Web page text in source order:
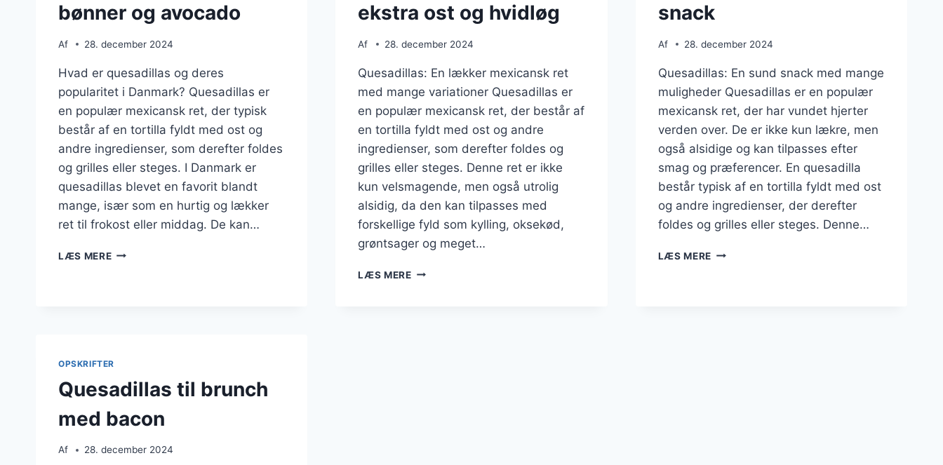
bønner og avocado
Af 28. december 2024
Hvad er quesadillas og deres
popularitet i Danmark? Quesadillas er
en populær mexicansk ret, der typisk
består af en tortilla fyldt med ost og
andre ingredienser, som derefter foldes
og grilles eller steges. I Danmark er
quesadillas blevet en favorit blandt
mange, især som en hurtig og lækker
ret til frokost eller middag. De kan…
LÆS MEREQUESADILLAS
ekstra ost og hvidløg
Af 28. december 2024
Quesadillas: En lækker mexicansk ret
med mange variationer Quesadillas er
en populær mexicansk ret, der består af
en tortilla fyldt med ost og andre
ingredienser, som derefter foldes og
grilles eller steges. Denne ret er ikke
kun velsmagende, men også utrolig
alsidig, da den kan tilpasses med
forskellige fyld som kylling, oksekød,
grøntsager og meget…
LÆS MEREQUESADILLAS
snack
Af 28. december 2024
Quesadillas: En sund snack med mange
muligheder Quesadillas er en populær
mexicansk ret, der har vundet hjerter
verden over. De er ikke kun lækre, men
også alsidige og kan tilpasses efter
smag og præferencer. En quesadilla
består typisk af en tortilla fyldt med ost
og andre ingredienser, der derefter
foldes og grilles eller steges. Denne…
LÆS MERE QUESADILLAS
OPSKRIFTER
Quesadillas til brunch
med bacon
Af 28. december 2024